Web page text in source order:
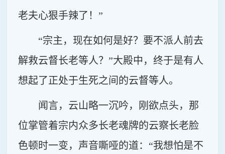
老夫心狠手辣了！”
“宗主，现在如何是好？要不派人前去
解救云督长老等人？”大殿中，终于是有人
想起了正处于生死之间的云督等人。
闻言，云山略一沉吟，刚欲点头，那
位掌管着宗内众多长老魂牌的云察长老脸
色顿时一变，声音嘶哑的道：“我想怕是不